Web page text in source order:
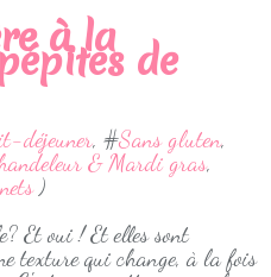
à la de
déjeuner, #Sans gluten,
& Mardi gras,
)
Et oui ! Et elles sont
texture qui change, à la fois